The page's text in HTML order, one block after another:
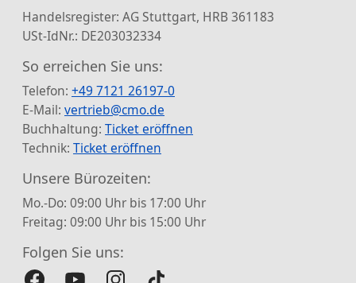
Handelsregister: AG Stuttgart, HRB 361183
USt-IdNr.: DE203032334
So erreichen Sie uns:
Telefon: +49 7121 26197-0
E-Mail: vertrieb@cmo.de
Buchhaltung: Ticket eröffnen
Technik: Ticket eröffnen
Unsere Bürozeiten:
Mo.-Do: 09:00 Uhr bis 17:00 Uhr
Freitag: 09:00 Uhr bis 15:00 Uhr
Folgen Sie uns: